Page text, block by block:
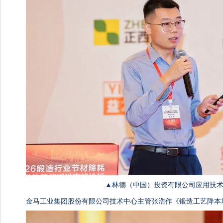
▲林德（中国）投资有限公司应用技
金马工业集团股份有限公司技术中心主管张浩作《锻造工艺降